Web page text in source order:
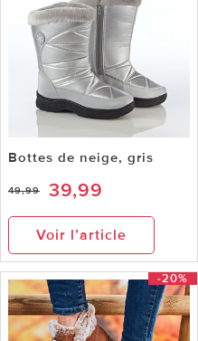
Bottes de neige, gris
49,99 39,99
Voir l’article
-20%